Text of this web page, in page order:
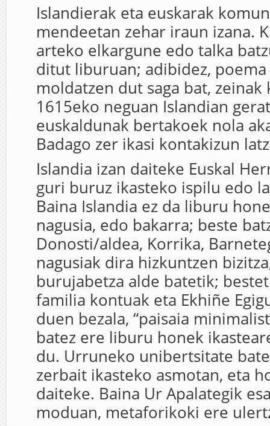
Islandierak eta euskarak
mendeetan zehar iraun izana.
arteko elkargune edo talka
ditut liburuan; adibidez,
moldatzen dut saga bat,
1615eko neguan Islandian
euskaldunak bertakoek nola
Badago zer ikasi kontakizun
Islandia izan daiteke Euskal
guri buruz ikasteko ispilu edo
Baina Islandia ez da liburu
nagusia, edo bakarra; beste
Donosti/aldea, Korrika,
nagusiak dira hizkuntzen
burujabetza alde batetik;
familia kontuak eta Ekhiñe
duen bezala, “paisaia
batez ere liburu honek
du. Urruneko unibertsitate
zerbait ikasteko asmotan, eta
daiteke. Baina Ur Apalategik
moduan, metaforikoki ere